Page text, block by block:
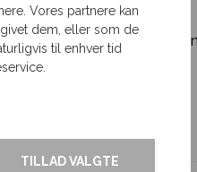
Vores partnere kan
dem, eller som de
til enhver tid
TILLAD VALGTE
Vi tilbyder fleksibel